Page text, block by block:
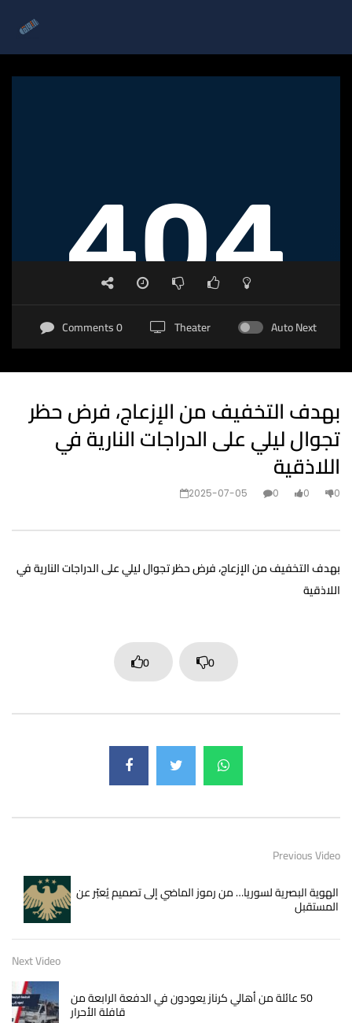
Auto Next
Theater
0 Comments
بهدف التخفيف من الإزعاج، فرض حظر
تجوال ليلي على الدراجات النارية في
اللاذقية
2025-07-05 0 0 0
بهدف التخفيف من الإزعاج، فرض حظر تجوال ليلي على الدراجات النارية في
اللاذقية
0 0
Previous Video
الهوية البصرية لسوريا… من رموز الماضي إلى تصميم يُعبّر عن
المستقبل
Next Video
50 عائلة من أهالي كرناز يعودون في الدفعة الرابعة من
قافلة الأحرار